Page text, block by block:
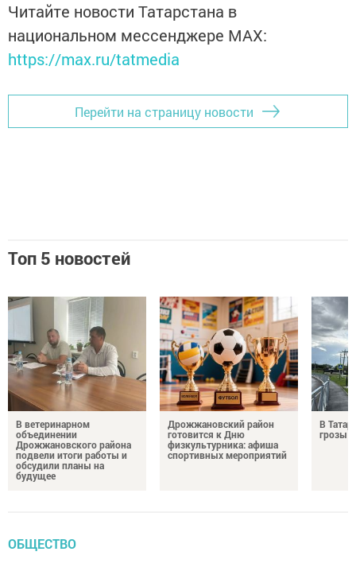
Читайте новости Татарстана в
национальном мессенджере MАХ:
https://max.ru/tatmedia
Перейти на страницу новости
Топ 5 новостей
В ветеринарном
объединении
Дрожжановского района
подвели итоги работы и
обсудили планы на
будущее
Дрожжановский район
готовится к Дню
физкультурника: афиша
спортивных мероприятий
В
грозы
ОБЩЕСТВО